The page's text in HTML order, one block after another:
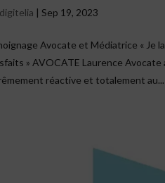
digitelia |Sep 19, 2023
Avocate et Médiatrice « Je
» AVOCATE Laurence
réactive et totalement au...